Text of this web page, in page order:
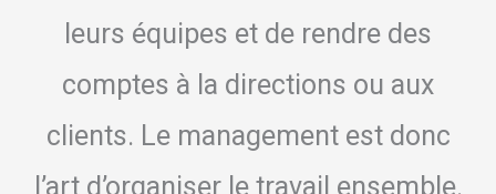
leurs équipes et de rendre des
comptes à la directions ou aux
clients. Le management est donc
l’art d’organiser le travail ensemble.